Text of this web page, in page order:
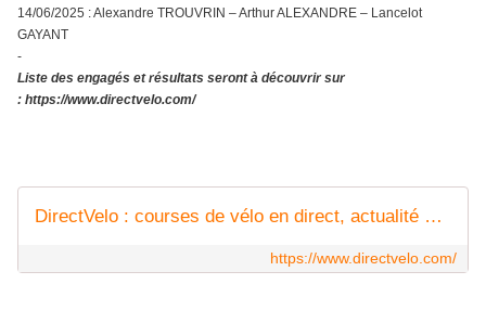
14/06/2025 : Alexandre TROUVRIN – Arthur ALEXANDRE – Lancelot
GAYANT
-
Liste des engagés et résultats seront à découvrir sur
: https://www.directvelo.com/
DirectVelo : courses de vélo en direct, actualité du cyclisme (amateur, féminin et professionnel)
https://www.directvelo.com/